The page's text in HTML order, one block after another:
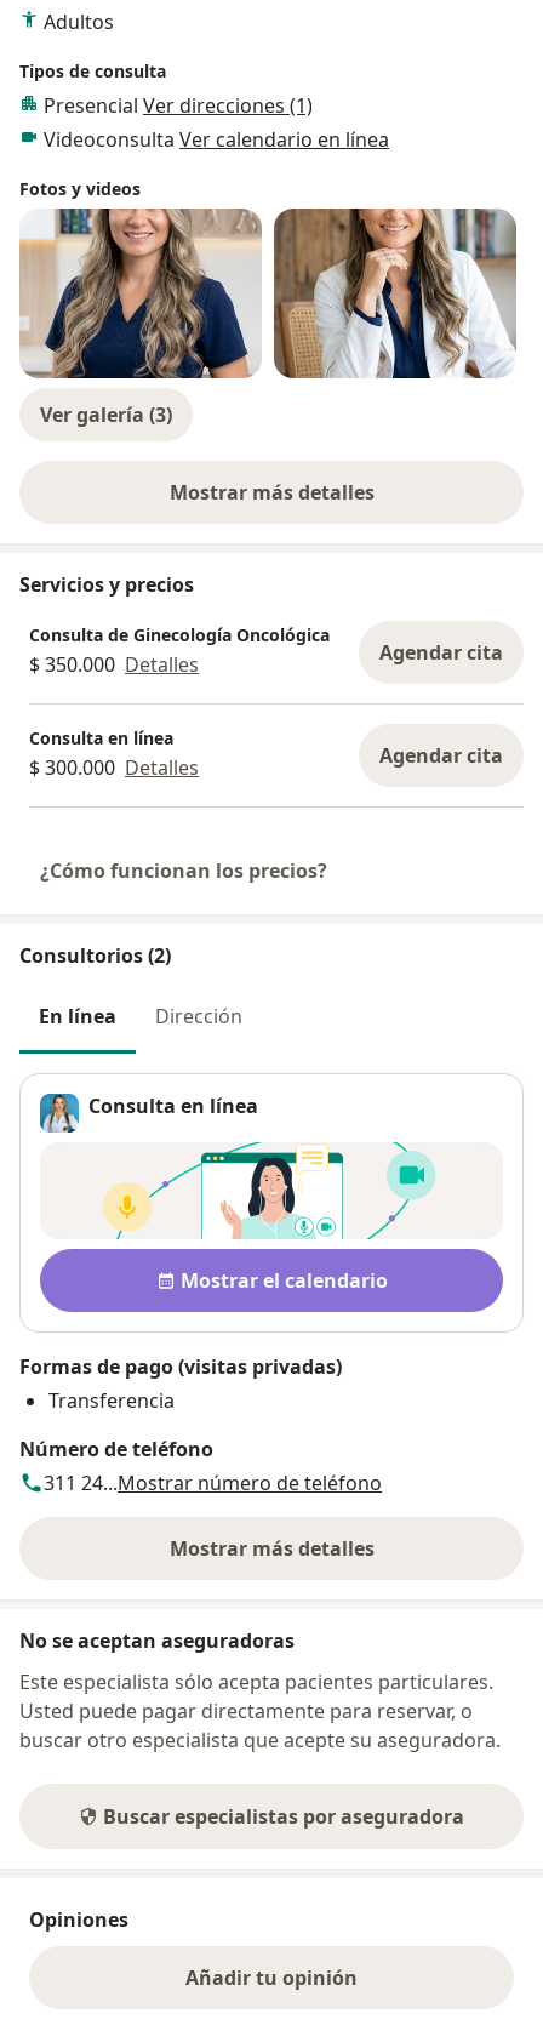
Adultos
Tipos de consulta
Presencial Ver direcciones (1)
Videoconsulta Ver calendario en línea
Fotos y videos
Ver galería (3)
Mostrar más detalles
sobre la experiencia
Servicios y precios
Consulta de Ginecología Oncológica
$ 350.000 Detalles Agendar cita
Consulta en línea
$ 300.000 Detalles Agendar cita
¿Cómo funcionan los precios?
Consultorios (2)
En línea Dirección
Consulta en línea
Disponibilidad
Mostrar el calendario
Formas de pago (visitas privadas)
Transferencia
Número de teléfono
311 24...Mostrar número de teléfono
Mostrar más detalles
sobre la dirección
No se aceptan aseguradoras
Este especialista sólo acepta pacientes particulares.
Usted puede pagar directamente para reservar, o
buscar otro especialista que acepte su aseguradora.
Buscar especialistas por aseguradora
Opiniones
Añadir tu opinión